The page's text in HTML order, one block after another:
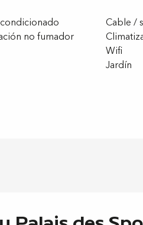
Cable /
no fumador
Wifi
Jardín